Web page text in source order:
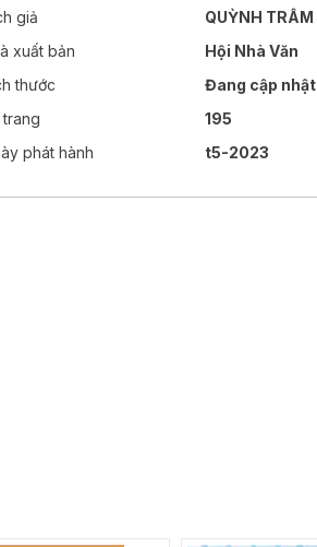
giả
QUỲNH TRÂM
xuất bản
Hội Nhà Văn
thước
Đang cập nhật
trang
195
phát hành
t5-2023